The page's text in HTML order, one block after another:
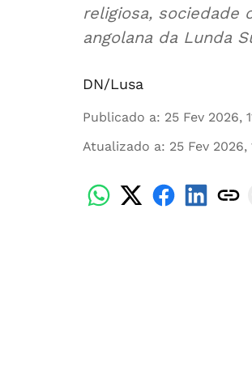
religiosa, sociedade
angolana da Lunda
DN/Lusa
Publicado a: 25 Fev 2026,
Atualizado a: 25 Fev 2026,